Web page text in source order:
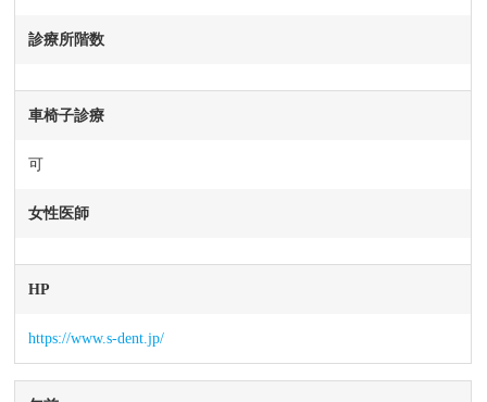
診療所階数
車椅子診療
可
女性医師
HP
https://www.s-dent.jp/